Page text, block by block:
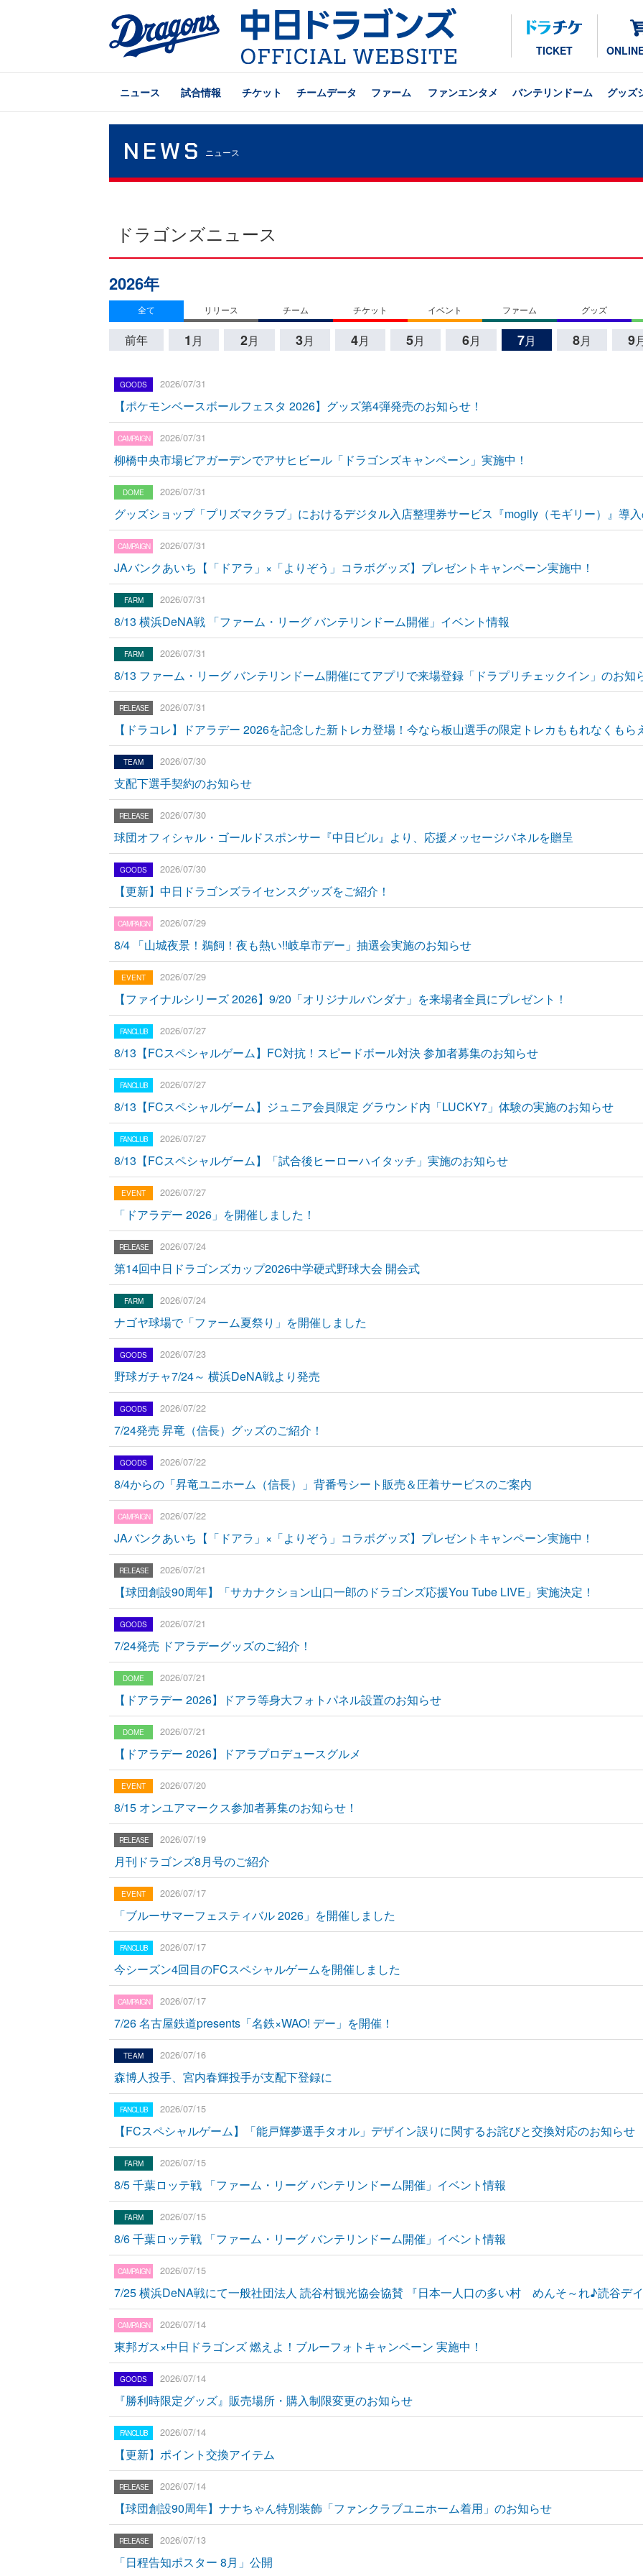
TICKET
ニュース 試合情報 チケット チームデータ ファーム ファンエンタメ バンテリンドーム グッズ
NEWS ニュース
ドラゴンズニュース
2026年
全て リリース チーム チケット イベント ファーム グッズ
前年 1 月 2月 3月 4月 5月 6月 7月 8月 9
2026/07/31
【ポケモンベースボールフェスタ 2026】グッズ第4弾発売のお知らせ！
2026/07/31
柳橋中央市場ビアガーデンでアサヒビール「ドラゴンズキャンペーン」実施中！
2026/07/31
グッズショップ「プリズマクラブ」におけるデジタル入店整理券サービス『mogily（モギリー）』導
2026/07/31
JAバンクあいち【「ドアラ」×「よりぞう」コラボグッズ】プレゼントキャンペーン実施中！
2026/07/31
8/13 横浜DeNA戦 「ファーム・リーグ バンテリンドーム開催」イベント情報
2026/07/31
8/13 ファーム・リーグ バンテリンドーム開催にてアプリで来場登録「ドラプリチェックイン」のお知
2026/07/31
【ドラコレ】ドアラデー 2026を記念した新トレカ登場！今なら板山選手の限定トレカももれなくもら
2026/07/30
支配下選手契約のお知らせ
2026/07/30
球団オフィシャル・ゴールドスポンサー『中日ビル』より、応援メッセージパネルを贈呈
2026/07/30
【更新】中日ドラゴンズライセンスグッズをご紹介！
2026/07/29
8/4 「山城夜景！鵜飼！夜も熱い!!岐阜市デー」抽選会実施のお知らせ
2026/07/29
【ファイナルシリーズ 2026】9/20「オリジナルバンダナ」を来場者全員にプレゼント！
2026/07/27
8/13【FCスペシャルゲーム】FC対抗！スピードボール対決 参加者募集のお知らせ
2026/07/27
8/13【FCスペシャルゲーム】ジュニア会員限定 グラウンド内「LUCKY7」体験の実施のお知らせ
2026/07/27
8/13【FCスペシャルゲーム】「試合後ヒーローハイタッチ」実施のお知らせ
2026/07/27
「ドアラデー 2026」を開催しました！
2026/07/24
第14回中日ドラゴンズカップ2026中学硬式野球大会 開会式
2026/07/24
ナゴヤ球場で「ファーム夏祭り」を開催しました
2026/07/23
野球ガチャ7/24～ 横浜DeNA戦より発売
2026/07/22
7/24発売 昇竜（信長）グッズのご紹介！
2026/07/22
8/4からの「昇竜ユニホーム（信長）」背番号シート販売＆圧着サービスのご案内
2026/07/22
JAバンクあいち【「ドアラ」×「よりぞう」コラボグッズ】プレゼントキャンペーン実施中！
2026/07/21
【球団創設90周年】「サカナクション山口一郎のドラゴンズ応援You Tube LIVE」実施決定！
2026/07/21
7/24発売 ドアラデーグッズのご紹介！
2026/07/21
【ドアラデー 2026】ドアラ等身大フォトパネル設置のお知らせ
2026/07/21
【ドアラデー 2026】ドアラプロデュースグルメ
2026/07/20
8/15 オンユアマークス参加者募集のお知らせ！
2026/07/19
月刊ドラゴンズ8月号のご紹介
2026/07/17
「ブルーサマーフェスティバル 2026」を開催しました
2026/07/17
今シーズン4回目のFCスペシャルゲームを開催しました
2026/07/17
7/26 名古屋鉄道presents「名鉄×WAO! デー」を開催！
2026/07/16
森博人投手、宮内春輝投手が支配下登録に
2026/07/15
【FCスペシャルゲーム】「能戸輝夢選手タオル」デザイン誤りに関するお詫びと交換対応のお知らせ
2026/07/15
8/5 千葉ロッテ戦 「ファーム・リーグ バンテリンドーム開催」イベント情報
2026/07/15
8/6 千葉ロッテ戦 「ファーム・リーグ バンテリンドーム開催」イベント情報
2026/07/15
7/25 横浜DeNA戦にて一般社団法人 読谷村観光協会協賛 『日本一人口の多い村 めんそ～れ♪読谷デイ
2026/07/14
東邦ガス×中日ドラゴンズ 燃えよ！ブルーフォトキャンペーン 実施中！
2026/07/14
『勝利時限定グッズ』販売場所・購入制限変更のお知らせ
2026/07/14
【更新】ポイント交換アイテム
2026/07/14
【球団創設90周年】ナナちゃん特別装飾「ファンクラブユニホーム着用」のお知らせ
2026/07/13
「日程告知ポスター 8月」公開